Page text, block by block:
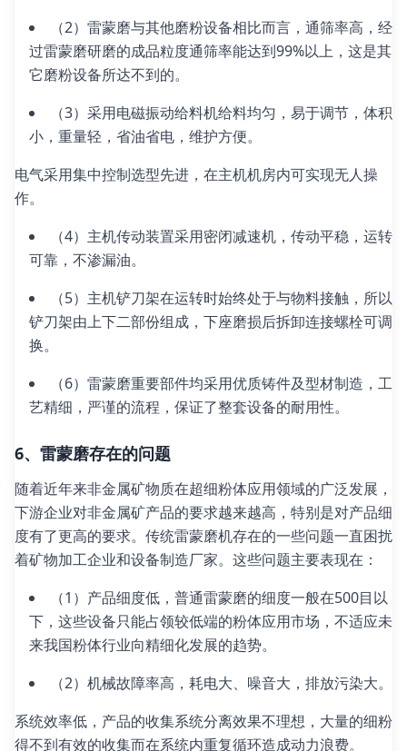
（2）雷蒙磨与其他磨粉设备相比而言，通筛率高，经
过雷蒙磨研磨的成品粒度通筛率能达到99%以上，这是其
它磨粉设备所达不到的。
（3）采用电磁振动给料机给料均匀，易于调节，体积
小，重量轻，省油省电，维护方便。
电气采用集中控制选型先进，在主机机房内可实现无人操
作。
（4）主机传动装置采用密闭减速机，传动平稳，运转
可靠，不渗漏油。
（5）主机铲刀架在运转时始终处于与物料接触，所以
铲刀架由上下二部份组成，下座磨损后拆卸连接螺栓可调
换。
（6）雷蒙磨重要部件均采用优质铸件及型材制造，工
艺精细，严谨的流程，保证了整套设备的耐用性。
6、雷蒙磨存在的问题
随着近年来非金属矿物质在超细粉体应用领域的广泛发展，
下游企业对非金属矿产品的要求越来越高，特别是对产品细
度有了更高的要求。传统雷蒙磨机存在的一些问题一直困扰
着矿物加工企业和设备制造厂家。这些问题主要表现在：
（1）产品细度低，普通雷蒙磨的细度一般在500目以
下，这些设备只能占领较低端的粉体应用市场，不适应未
来我国粉体行业向精细化发展的趋势。
（2）机械故障率高，耗电大、噪音大，排放污染大。
系统效率低，产品的收集系统分离效果不理想，大量的细粉
得不到有效的收集而在系统内重复循环造成动力浪费。